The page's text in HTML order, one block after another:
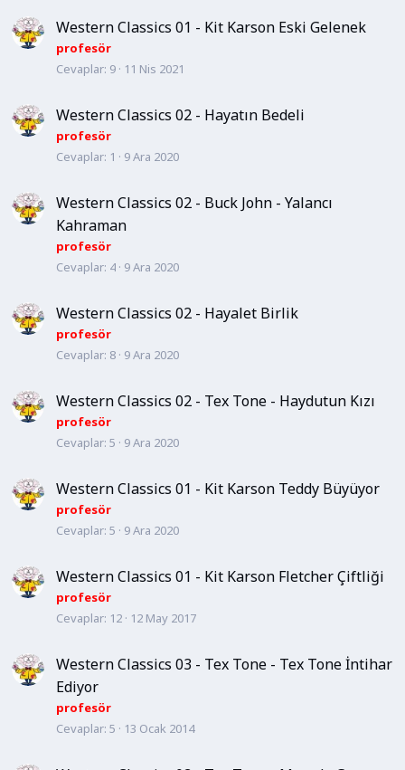
Western Classics 01 - Kit Karson Eski Gelenek
profesör
Cevaplar 9 11 Nis 2021
Western Classics 02 - Hayatın Bedeli
profesör
Cevaplar 1 9 Ara 2020
Western Classics 02 - Buck John - Yalancı
Kahraman
profesör
Cevaplar 4 9 Ara 2020
Western Classics 02 - Hayalet Birlik
profesör
Cevaplar 8 9 Ara 2020
Western Classics 02 - Tex Tone - Haydutun Kızı
profesör
Cevaplar 5 9 Ara 2020
Western Classics 01 - Kit Karson Teddy Büyüyor
profesör
Cevaplar 5 9 Ara 2020
Western Classics 01 - Kit Karson Fletcher Çiftliği
profesör
Cevaplar 12 12 May 2017
Western Classics 03 - Tex Tone - Tex Tone İntihar
Ediyor
profesör
Cevaplar 5 13 Ocak 2014